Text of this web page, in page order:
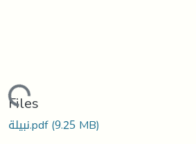
Loading...
Files
نبيلة.pdf(9.25 MB)